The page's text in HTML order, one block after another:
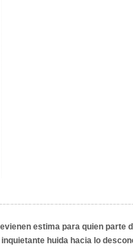
estima para quien parte
huida hacia lo